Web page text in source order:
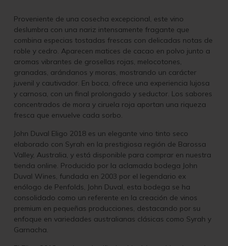
Proveniente de una cosecha excepcional, este vino
deslumbra con una nariz intensamente fragante que
combina especias tostadas frescas con delicadas notas de
roble y cedro. Aparecen matices de cacao en polvo junto a
aromas vibrantes de grosellas rojas, melocotones,
granadas, arándanos y moras, mostrando un carácter
juvenil y cautivador. En boca, ofrece una experiencia lujosa
y carnosa, con un final prolongado y seductor. Los sabores
concentrados de mora y ciruela roja aportan una riqueza
fresca que envuelve cada sorbo.
John Duval Eligo 2018 es un elegante vino tinto seco
elaborado con Syrah en la prestigiosa región de Barossa
Valley, Australia, y está disponible para comprar en nuestra
tienda online. Producido por la aclamada bodega John
Duval Wines, fundada en 2003 por el legendario ex
enólogo de Penfolds, John Duval, esta bodega se ha
consolidado como un referente en la creación de vinos
premium en pequeñas producciones, destacando por su
enfoque en variedades australianas clásicas como Syrah y
Garnacha.